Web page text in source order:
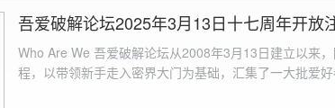
图片链接: <a href="${data.data.url}"
${data.data.imgFile}</p> <img src="${data.data.url}" alt="上传的图片" class="uploaded-image" /> `; }
else { resultDiv.innerHTML = `<p class="error">${data.error}</p>`; } } else { resultDiv.innerHTML = `<p
class="error">请求失败：${xhr.statusText}</p>`; } }; xhr.onerror = function() { resultDiv.innerHTML =
2025-3-10
吾爱破解论坛2025年3月13日十七周年开放
Who Are We 吾爱破解论坛从2008年3月13日建立以来
程，以带领新手走入密界大门为基础，汇集了一大批爱